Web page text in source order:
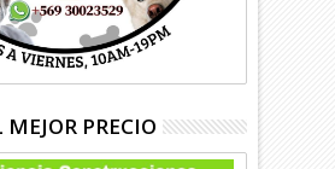
PRECIO